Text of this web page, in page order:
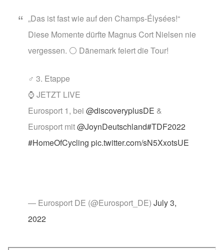
„Das ist fast wie auf den Champs-Élysées!“
Diese Momente dürfte Magnus Cort Nielsen nie
vergessen. ⚪ Dänemark feiert die Tour!
‍♂️ 3. Etappe
⌚ JETZT LIVE
Eurosport 1, bei @discoveryplusDE &
Eurosport mit@JoynDeutschland#TDF2022
#HomeOfCycling pic.twitter.com/sN5XxotsUE
— Eurosport DE (@Eurosport_DE) July 3,
2022